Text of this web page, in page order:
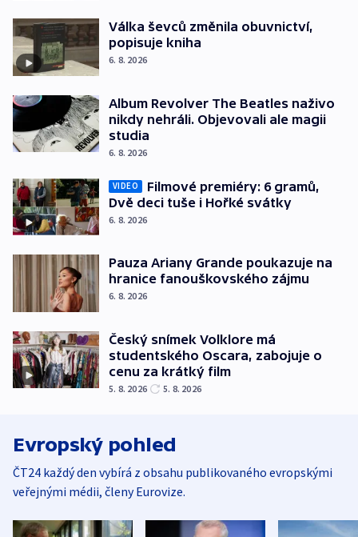
Válka ševců změnila obuvnictví,
popisuje kniha
6. 8. 2026
Album Revolver The Beatles naživo
nikdy nehráli. Objevovali ale magii
studia
6. 8. 2026
VIDEO
Filmové premiéry: 6 gramů,
Dvě deci tuše i Hořké svátky
6. 8. 2026
Pauza Ariany Grande poukazuje na
hranice fanouškovského zájmu
6. 8. 2026
Český snímek Volklore má
studentského Oscara, zabojuje o
cenu za krátký film
5. 8. 2026 5. 8. 2026
Evropský pohled
ČT24 každý den vybírá z obsahu publikovaného evropskými
veřejnými médii, členy Eurovize.